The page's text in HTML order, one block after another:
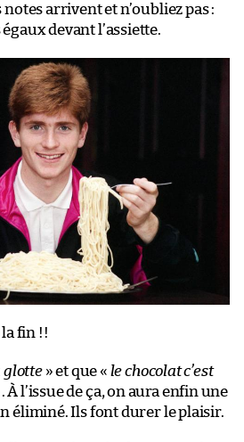
arrivent et n’oubliez pas :
devant l’assiette.
la fin !!
glotte» et que « le chocolat c’est
À l’issue de ça, on aura enfin une
éliminé. Ils font durer le plaisir.